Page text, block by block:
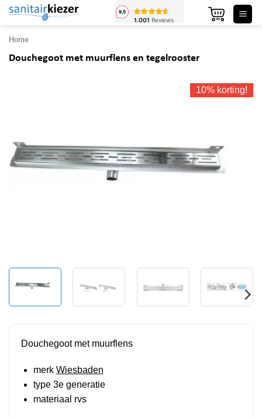
Ga
inhoud
Home
Douchegoot met muurflens en tegelrooster
10% korting!
Douchegoot met muurflens
merk Wiesbaden
type 3e generatie
materiaal rvs